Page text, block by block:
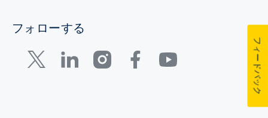
フォローする
フィードバック